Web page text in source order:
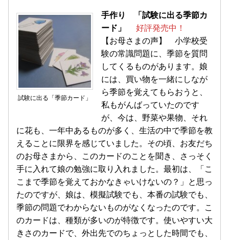
試験に出る「季節カード」
手作り 「試験に出る季節カ
ード」 好評発売中！
【お母さまの声】 小学校受
験の常識問題に、季節を質問
してくるものがあります。娘
には、買い物を一緒にしなが
ら季節を覚えてもらおうと、
私もがんばっていたのです
が、今は、野菜や果物、それ
に花も、一年中あるものが多く、生活の中で季節を教
えることに限界を感じていました。その頃、お友だち
のお母さまから、このカードのことを聞き、さっそく
手に入れて娘の勉強に取り入れました。最初は、「こ
こまで季節を覚えておかなきゃいけないの？」と思っ
たのですが、娘は、模擬試験でも、本番の試験でも、
季節の問題でわからないものがなくなったのです。こ
のカードは、種類が多いのが特徴です。使いやすい大
きさのカードで、外出先でのちょっとした時間でも、